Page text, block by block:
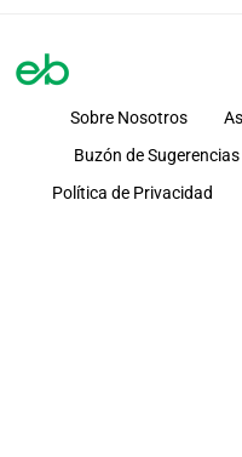
Sobre Nosotros
Buzón de Sugerencias
Política de Privacidad